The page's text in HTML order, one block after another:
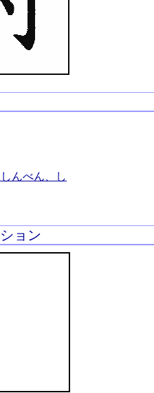
んべん、し
ョン